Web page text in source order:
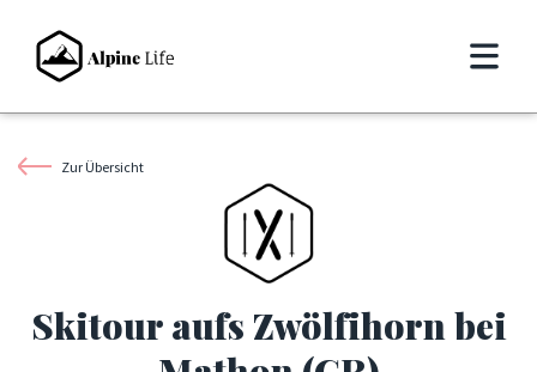
Zur Übersicht
Skitour aufs Zwölfihorn bei